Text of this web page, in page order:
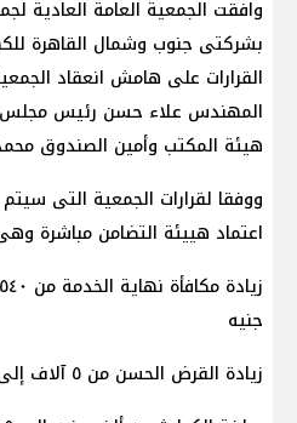
وافقت الجمعية العامة العادية
بشركتى جنوب وشمال القاهرة
القرارات على هامش انعقاد
المهندس علاء حسن رئيس مجلس
هيئة المكتب وأمين الصندوق
ووفقا لقرارات الجمعية التى
اعتماد هييئة التضامن مباشرة
جنيه
زيادة القرض الحسن من ٥ آلاف إلى ١٥ الف جنيه